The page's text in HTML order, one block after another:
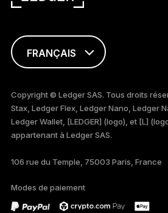
FRANÇAIS
TÜRKÇE
DEUTSCH
PORTUGUÊS
ESPAÑOL
Copyright © Ledger SAS. Tous droits
Stax, Ledger Flex, Ledger Nano, Ledger
Ledger Wallet, [LEDGER] (logo), et [L]
appartenant à Ledger SAS.
106 rue du Temple, 75003 Paris, France
Modes de paiement